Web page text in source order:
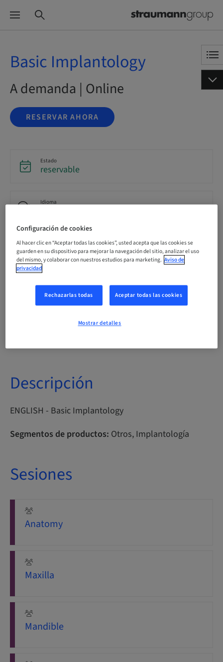
Basic Implantology
A demanda | Online
RESERVAR AHORA
Estado
reservable
Idioma
Puntos
0.00 Puntos
Método de entrega
eLearning
Descripción
ENGLISH - Basic Implantology
Segmentos de productos: Otros, Implantología
Sesiones
Anatomy
Maxilla
Mandible
Configuración de cookies
Al hacer clic en “Aceptar todas las cookies”, usted acepta que las cookies se
guarden en su dispositivo para mejorar la navegación del sitio, analizar el uso
del mismo, y colaborar con nuestros estudios para marketing. Aviso de
privacidad
Rechazarlas todas Aceptar todas las cookies
Mostrar detalles